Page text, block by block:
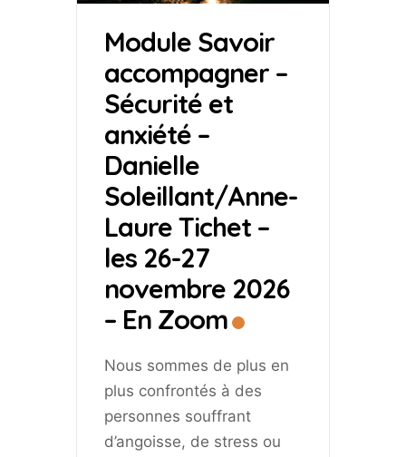
Module Savoir
accompagner –
Sécurité et
anxiété –
Danielle
Soleillant/Anne-
Laure Tichet –
les 26-27
novembre 2026
– En Zoom
Nous sommes de plus en
plus confrontés à des
personnes souffrant
d’angoisse, de stress ou